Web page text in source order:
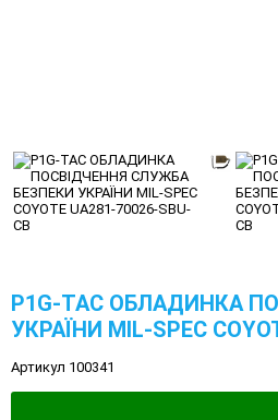
P1G-TAC ОБЛАДИНКА
УКРАЇНИ MIL-SPEC
Артикул 100341